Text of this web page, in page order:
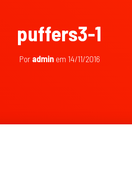
puffers3-1
Por adminem 14/11/2016